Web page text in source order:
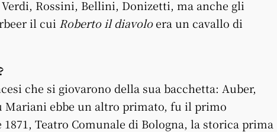
Rossini, Bellini, Donizetti, ma anche gli
il cui Roberto il diavoloera un cavallo di
che si giovarono della sua bacchetta: Auber,
Mariani ebbe un altro primato, fu il primo
1871, Teatro Comunale di Bologna, la storica prima